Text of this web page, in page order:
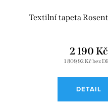
Textilní tapeta
1 809,92 Kč bez
2 190 Kč
DETAIL